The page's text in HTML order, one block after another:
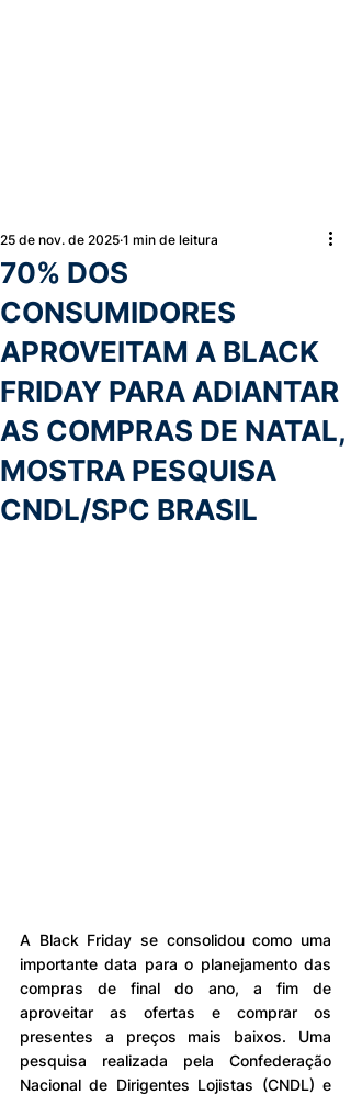
70% DOS
CONSUMIDORES
APROVEITAM A BLACK
FRIDAY PARA ADIANTAR
AS COMPRAS DE NATAL,
MOSTRA PESQUISA
CNDL/SPC BRASIL
25 de nov. de 2025 1 min de leitura
A Black Friday se consolidou como uma
importante data para o planejamento das
compras de final do ano, a fim de
aproveitar as ofertas e comprar os
presentes a preços mais baixos. Uma
pesquisa realizada pela Confederação
Nacional de Dirigentes Lojistas (CNDL) e